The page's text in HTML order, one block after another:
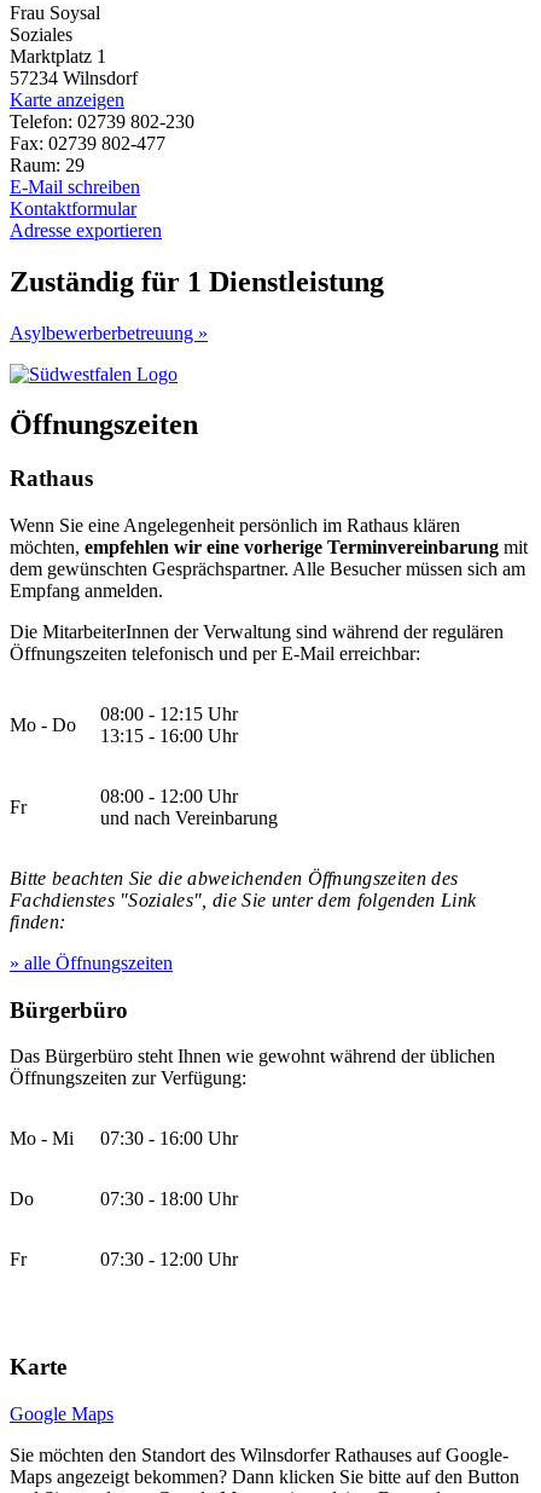
Frau Soysal
Soziales
Marktplatz 1
57234 Wilnsdorf
Karte anzeigen
Telefon: 02739 802-230
Fax: 02739 802-477
Raum: 29
E-Mail schreiben
Kontaktformular
Adresse exportieren
Zuständig für 1 Dienstleistung
Asylbewerberbetreuung »
Öffnungszeiten
Rathaus
Wenn Sie eine Angelegenheit persönlich im Rathaus klären
möchten, empfehlen wir eine vorherige Terminvereinbarung mit
dem gewünschten Gesprächspartner. Alle Besucher müssen sich am
Empfang anmelden.
Die MitarbeiterInnen der Verwaltung sind während der regulären
Öffnungszeiten telefonisch und per E-Mail erreichbar:
Mo - Do
08:00 - 12:15 Uhr
13:15 - 16:00 Uhr
Fr
08:00 - 12:00 Uhr
und nach Vereinbarung
Bitte beachten Sie die abweichenden Öffnungszeiten des
Fachdienstes "Soziales", die Sie unter dem folgenden Link
finden:
» alle Öffnungszeiten
Bürgerbüro
Das Bürgerbüro steht Ihnen wie gewohnt während der üblichen
Öffnungszeiten zur Verfügung:
Mo - Mi 07:30 - 16:00 Uhr
Do 07:30 - 18:00 Uhr
Fr 07:30 - 12:00 Uhr
Karte
Google Maps
Sie möchten den Standort des Wilnsdorfer Rathauses auf Google-
Maps angezeigt bekommen? Dann klicken Sie bitte auf den Button